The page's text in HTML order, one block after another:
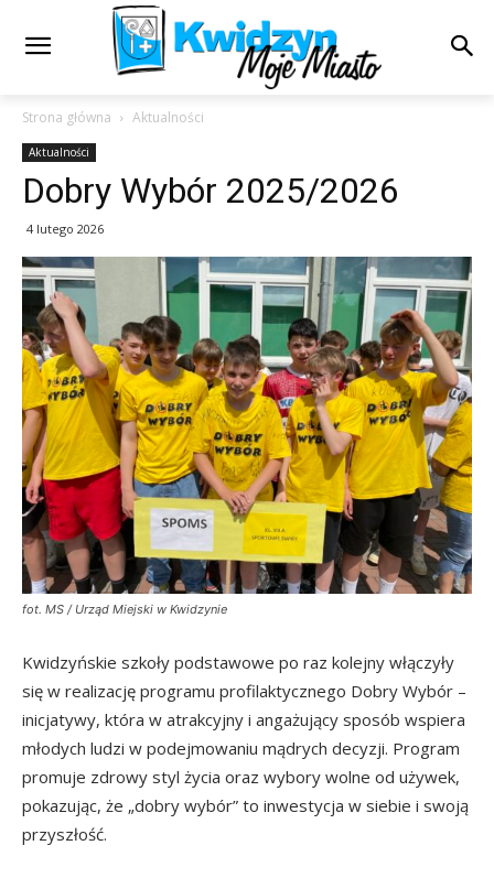
Strona główna Aktualności
Aktualności
Dobry Wybór 2025/2026
4 lutego 2026
fot. MS / Urząd Miejski w Kwidzynie
Kwidzyńskie szkoły podstawowe po raz kolejny włączyły
się w realizację programu profilaktycznego Dobry Wybór –
inicjatywy, która w atrakcyjny i angażujący sposób wspiera
młodych ludzi w podejmowaniu mądrych decyzji. Program
promuje zdrowy styl życia oraz wybory wolne od używek,
pokazując, że „dobry wybór” to inwestycja w siebie i swoją
przyszłość.